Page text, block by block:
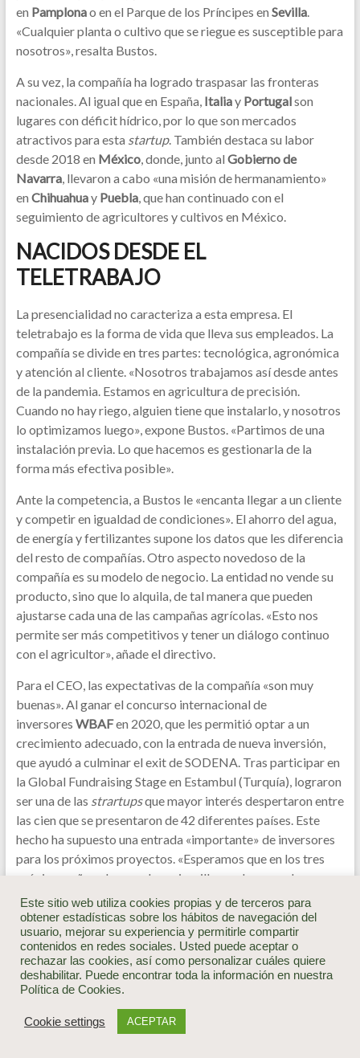
en Pamplonao en el Parque de los Príncipes en Sevilla.
«Cualquier planta o cultivo que se riegue es susceptible para
nosotros», resalta Bustos.
A su vez, la compañía ha logrado traspasar las fronteras
nacionales. Al igual que en España, Italiay Portugalson
lugares con déficit hídrico, por lo que son mercados
atractivos para esta startup. También destaca su labor
desde 2018 en México, donde, junto al Gobierno de
Navarra, llevaron a cabo «una misión de hermanamiento»
en Chihuahuay Puebla, que han continuado con el
seguimiento de agricultores y cultivos en México.
NACIDOS DESDE EL
TELETRABAJO
La presencialidad no caracteriza a esta empresa. El
teletrabajo es la forma de vida que lleva sus empleados. La
compañía se divide en tres partes: tecnológica, agronómica
y atención al cliente. «Nosotros trabajamos así desde antes
de la pandemia. Estamos en agricultura de precisión.
Cuando no hay riego, alguien tiene que instalarlo, y nosotros
lo optimizamos luego», expone Bustos. «Partimos de una
instalación previa. Lo que hacemos es gestionarla de la
forma más efectiva posible».
Ante la competencia, a Bustos le «encanta llegar a un cliente
y competir en igualdad de condiciones». El ahorro del agua,
de energía y fertilizantes supone los datos que les diferencia
del resto de compañías. Otro aspecto novedoso de la
compañía es su modelo de negocio. La entidad no vende su
producto, sino que lo alquila, de tal manera que pueden
ajustarse cada una de las campañas agrícolas. «Esto nos
permite ser más competitivos y tener un diálogo continuo
con el agricultor», añade el directivo.
Para el CEO, las expectativas de la compañía «son muy
buenas». Al ganar el concurso internacional de
inversores WBAFen 2020, que les permitió optar a un
crecimiento adecuado, con la entrada de nueva inversión,
que ayudó a culminar el exit de SODENA. Tras participar en
la Global Fundraising Stage en Estambul (Turquía), lograron
ser una de las strartupsque mayor interés despertaron entre
las cien que se presentaron de 42 diferentes países. Este
hecho ha supuesto una entrada «importante» de inversores
para los próximos proyectos. «Esperamos que en los tres
próximos años alcanzar los seis millones de euros de
facturación, un crecimiento impulsado sobre todo por la
internacionalización», añade Bustos.
Brioagro julio 18, 2023 Ag Tech,Medios
No hay comentarios
Este sitio web utiliza cookies propias y de terceros para
obtener estadísticas sobre los hábitos de navegación del
usuario, mejorar su experiencia y permitirle compartir
contenidos en redes sociales. Usted puede aceptar o
rechazar las cookies, así como personalizar cuáles quiere
deshabilitar. Puede encontrar toda la información en nuestra
Política de Cookies.
Cookie settings ACEPTAR